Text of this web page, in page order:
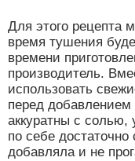
Для этого рецепта
время тушения
времени
производитель.
использовать
перед добавлением
аккуратны с солью,
по себе
добавляла и не